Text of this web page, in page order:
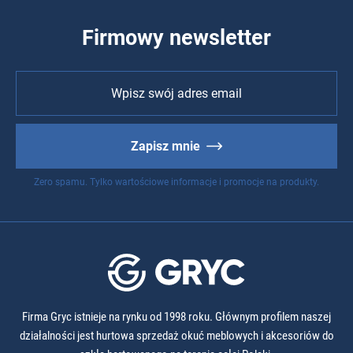
Firmowy newsletter
Zapisz mnie
Zero spamu. Tylko wartościowe informacje i promocje na produkty.
Firma Gryc istnieje na rynku od 1998 roku. Głównym profilem naszej
działalności jest hurtowa sprzedaż okuć meblowych i akcesoriów do